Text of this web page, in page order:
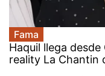
Fama
Haquil llega
reality La Chantin